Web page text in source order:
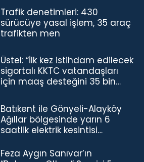
Trafik denetimleri: 430
sürücüye yasal işlem, 35 araç
trafikten men
Üstel: “İlk kez istihdam edilecek
sigortalı KKTC vatandaşları
için maaş desteğini 35 bin
Batıkent ile Gönyeli-Alayköy
Ağıllar bölgesinde yarın 6
saatlik elektrik kesintisi…
Feza Aygın Sanıvar’ın